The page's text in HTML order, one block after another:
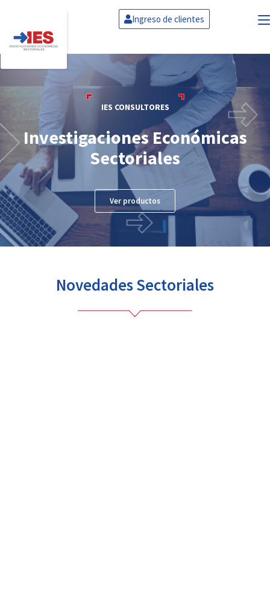
Ingreso de clientes
IES CONSULTORES
Investigaciones Económicas
Sectoriales
Ver productos
Novedades Sectoriales